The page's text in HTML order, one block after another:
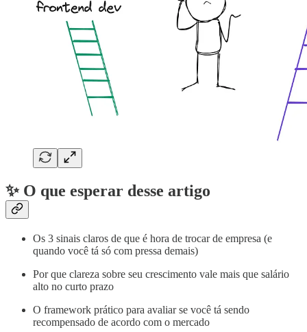
✨ O que esperar desse artigo
Os 3 sinais claros de que é hora de trocar de empresa (e
quando você tá só com pressa demais)
Por que clareza sobre seu crescimento vale mais que salário
alto no curto prazo
O framework prático para avaliar se você tá sendo
recompensado de acordo com o mercado